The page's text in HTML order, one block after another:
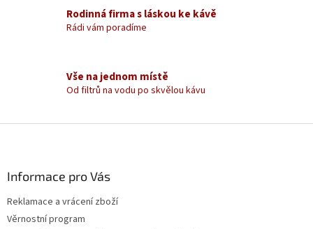
y
v
s
u
Rodinná firma s láskou ke kávě
Rádi vám poradíme
Vše na jednom místě
Od filtrů na vodu po skvělou kávu
Informace pro Vás
Reklamace a vrácení zboží
Věrnostní program